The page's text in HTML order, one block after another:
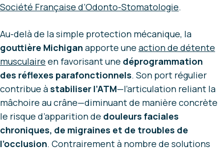
Société Française d’Odonto-Stomatologie.
Au-delà de la simple protection mécanique, la
gouttière Michigan apporte une action de détente
musculaire en favorisant une déprogrammation
des réflexes parafonctionnels. Son port régulier
contribue àstabiliser l’ATM—l’articulation reliant la
mâchoire au crâne—diminuant de manière concrète
le risque d’apparition de douleurs faciales
chroniques, de migraines et de troubles de
l’occlusion. Contrairement à nombre de solutions